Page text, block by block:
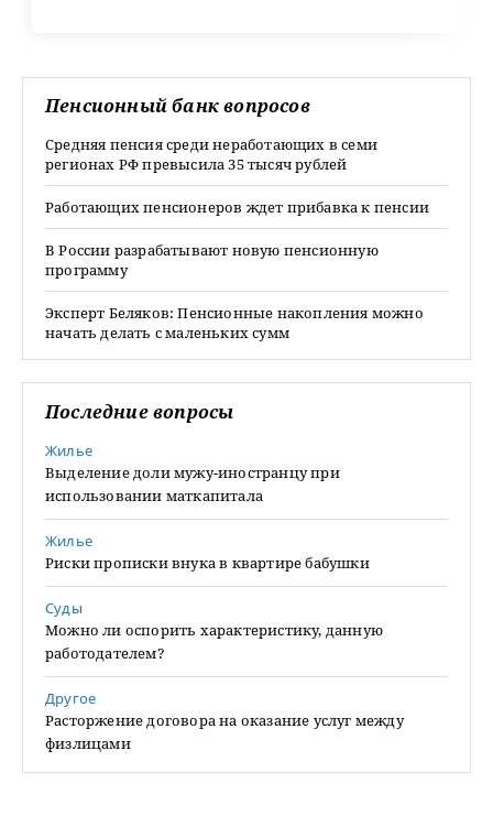
Пенсионный банк вопросов
Средняя пенсия среди неработающих в семи
регионах РФ превысила 35 тысяч рублей
Работающих пенсионеров ждет прибавка к пенсии
В России разрабатывают новую пенсионную
программу
Эксперт Беляков: Пенсионные накопления можно
начать делать с маленьких сумм
Последние вопросы
Жилье
Выделение доли мужу-иностранцу при
использовании маткапитала
Жилье
Риски прописки внука в квартире бабушки
Суды
Можно ли оспорить характеристику, данную
работодателем?
Другое
Расторжение договора на оказание услуг между
физлицами